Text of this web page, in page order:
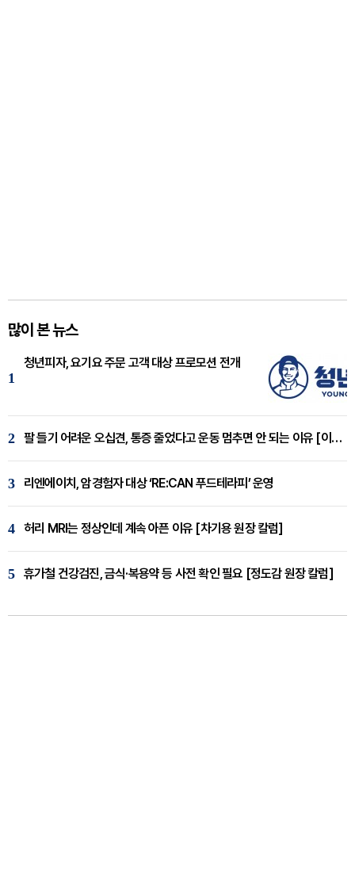
많이 본 뉴스
1
청년피자, 요기요 주문 고객 대상 프로모션 전개
2 팔 들기 어려운 오십견, 통증 줄었다고 운동 멈추면 안 되는 이유 [이병욱 원장 칼럼]
3 리엔에이치, 암경험자 대상 ‘RE:CAN 푸드테라피’ 운영
4 허리 MRI는 정상인데 계속 아픈 이유 [차기용 원장 칼럼]
5 휴가철 건강검진, 금식·복용약 등 사전 확인 필요 [정도감 원장 칼럼]